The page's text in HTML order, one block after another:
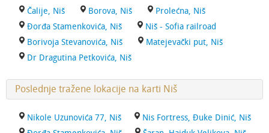
Čalije, Niš
Borova, Niš
Prolećna, Niš
Đorđa Stamenkovića, Niš
Niš - Sofia railroad
Borivoja Stevanovića, Niš
Matejevački put, Niš
Dr Dragutina Petkovića, Niš
Poslednje tražene lokacije na karti Niš
Nikole Uzunovića 77, Niš
Nis Fortress, Đuke Dinić, Niš